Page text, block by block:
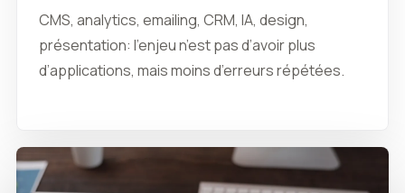
CMS, analytics, emailing, CRM, IA, design,
présentation: l’enjeu n’est pas d’avoir plus
d’applications, mais moins d’erreurs répétées.